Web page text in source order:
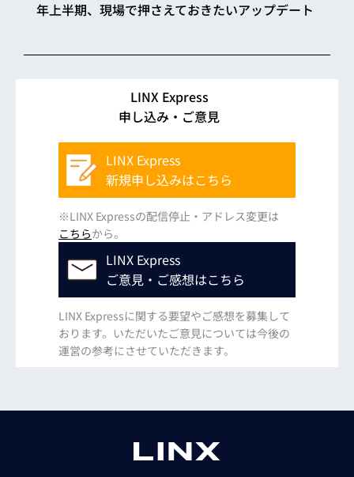
年上半期、現場で押さえておきたいアップデート
LINX Express
申し込み・ご意見
LINX Express
新規申し込みはこちら
※LINX Expressの配信停止・アドレス変更は
こちらから。
LINX Express
ご意見・ご感想はこちら
LINX Expressに関する要望やご感想を募集して
おります。いただいたご意見については今後の
運営の参考にさせていただきます。